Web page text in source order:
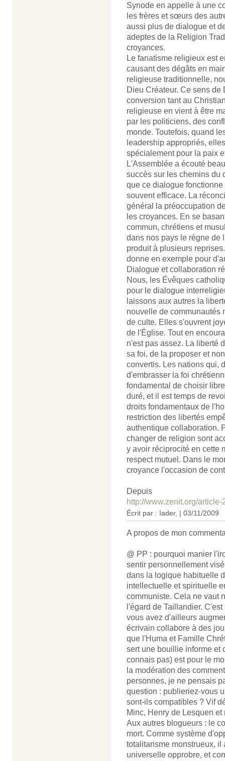
Synode en appelle à une
les frères et sœurs des
aussi plus de dialogue et
adeptes de la Religion
croyances.
Le fanatisme religieux est
causant des dégâts en
religieuse traditionnelle,
Dieu Créateur. Ce sens
conversion tant au
religieuse en vient à être
par les politiciens, des
monde. Toutefois, quand
leadership appropriés,
spécialement pour la paix
L'Assemblée a écouté
succès sur les chemins du
que ce dialogue
souvent efficace. La
général la préoccupation
les croyances. En se
commun, chrétiens et
dans nos pays le règne de
produit à plusieurs
donne en exemple pour
Dialogue et collaboration
Nous, les Évêques
pour le dialogue
laissons aux autres la
nouvelle de communautés
de culte. Elles s'ouvrent
de l'Église. Tout en
n'est pas assez. La liberté
sa foi, de la proposer et
convertis. Les nations qui,
d'embrasser la foi
fondamental de choisir
duré, et il est temps de
droits fondamentaux de
restriction des libertés
authentique collaboration.
changer de religion sont
y avoir réciprocité en cette
respect mutuel. Dans le
croyance l'occasion de
Depuis
http://www.zenit.org/
Écrit par : Iader, | 03/11/2009
A propos de mon
@ PP : pourquoi manier
sentir personnellement
dans la logique habituelle
intellectuelle et spirituelle
communiste. Cela ne vaut
l'égard de Taillandier.
vous avez d'ailleurs
écrivain collabore à des
que l'Huma et Famille
sert une bouillie informe et
connais pas) est pour le
la modération des
personnes, je ne pensais
question : publieriez-vous
sont-ils compatibles ? Vif
Minc, Henry de Lesquen
Aux autres blogueurs : le
mort. Comme système
totalitarisme monstrueux,
universelle opprobre, et